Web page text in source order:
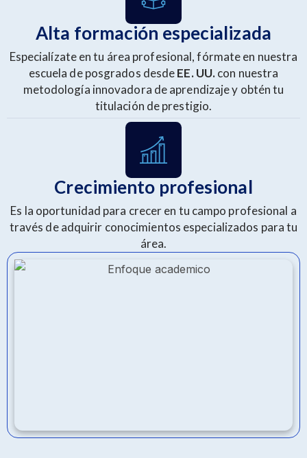
Alta formación especializada
Especialízate en tu área profesional, fórmate en nuestra
escuela de posgrados desdeEE. UU.con nuestra
metodología innovadora de aprendizaje y obtén tu
titulación de prestigio.
Crecimiento profesional
Es la oportunidad para crecer en tu campo profesional a
través de adquirir conocimientos especializados para tu
área.